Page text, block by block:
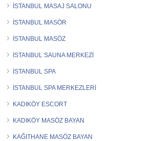
İSTANBUL MASAJ SALONU
İSTANBUL MASÖR
İSTANBUL MASÖZ
İSTANBUL SAUNA MERKEZİ
İSTANBUL SPA
İSTANBUL SPA MERKEZLERİ
KADIKÖY ESCORT
KADIKÖY MASÖZ BAYAN
KAĞITHANE MASÖZ BAYAN